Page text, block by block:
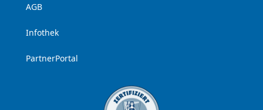
AGB
Infothek
PartnerPortal